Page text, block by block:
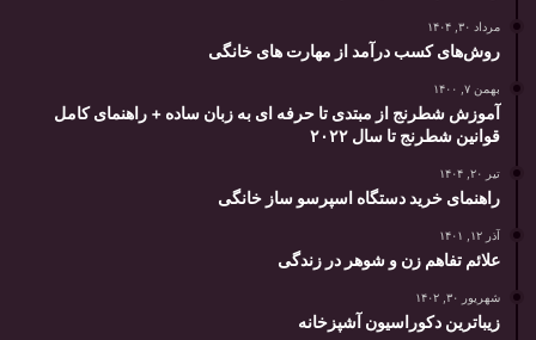
مرداد ۳۰, ۱۴۰۴
روش‌های کسب درآمد از مهارت های خانگی
بهمن ۷, ۱۴۰۰
آموزش شطرنج از مبتدی تا حرفه ای به زبان ساده + راهنمای کامل
قوانین شطرنج تا سال ۲۰۲۲
تیر ۲۰, ۱۴۰۴
راهنمای خرید دستگاه اسپرسو ساز خانگی
آذر ۱۲, ۱۴۰۱
علائم تفاهم زن و شوهر در زندگی
شهریور ۳۰, ۱۴۰۲
زیباترین دکوراسیون آشپزخانه